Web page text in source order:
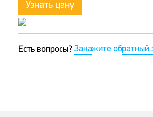
Узнать цену
Есть вопросы? Закажите обратный